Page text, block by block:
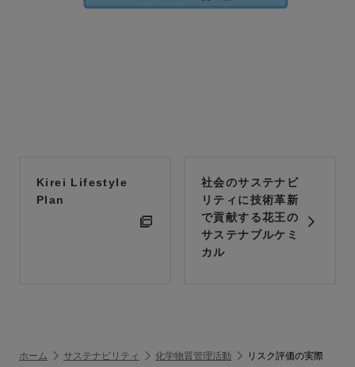
Kirei Lifestyle
Plan
社会のサステナビ
リティに技術革新
で貢献する花王の
サステナブルケミ
カル
ホーム サステナビリティ 化学物質管理活動 リスク評価の実際